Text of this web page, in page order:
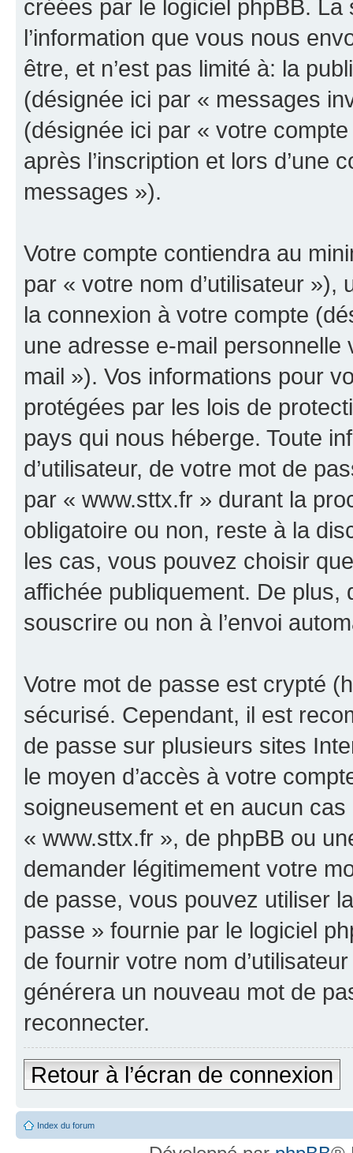
créées par le logiciel phpBB.
l’information que vous nous
être, et n’est pas limité à: la
(désignée ici par « messages
(désignée ici par « votre
après l’inscription et lors d’une
messages »).
Votre compte contiendra au
par « votre nom d’utilisateur
la connexion à votre compte
une adresse e-mail
mail »). Vos informations pour
protégées par les lois de
pays qui nous héberge. Toute
d’utilisateur, de votre mot de
par « www.sttx.fr » durant la
obligatoire ou non, reste à la
les cas, vous pouvez choisir
affichée publiquement. De
souscrire ou non à l’envoi
Votre mot de passe est crypté
sécurisé. Cependant, il est
de passe sur plusieurs sites
le moyen d’accès à votre
soigneusement et en aucun
« www.sttx.fr », de phpBB ou
demander légitimement votre
de passe, vous pouvez utiliser
passe » fournie par le logiciel
de fournir votre nom
générera un nouveau mot de
reconnecter.
Retour à l’écran de connexion
Index du forum